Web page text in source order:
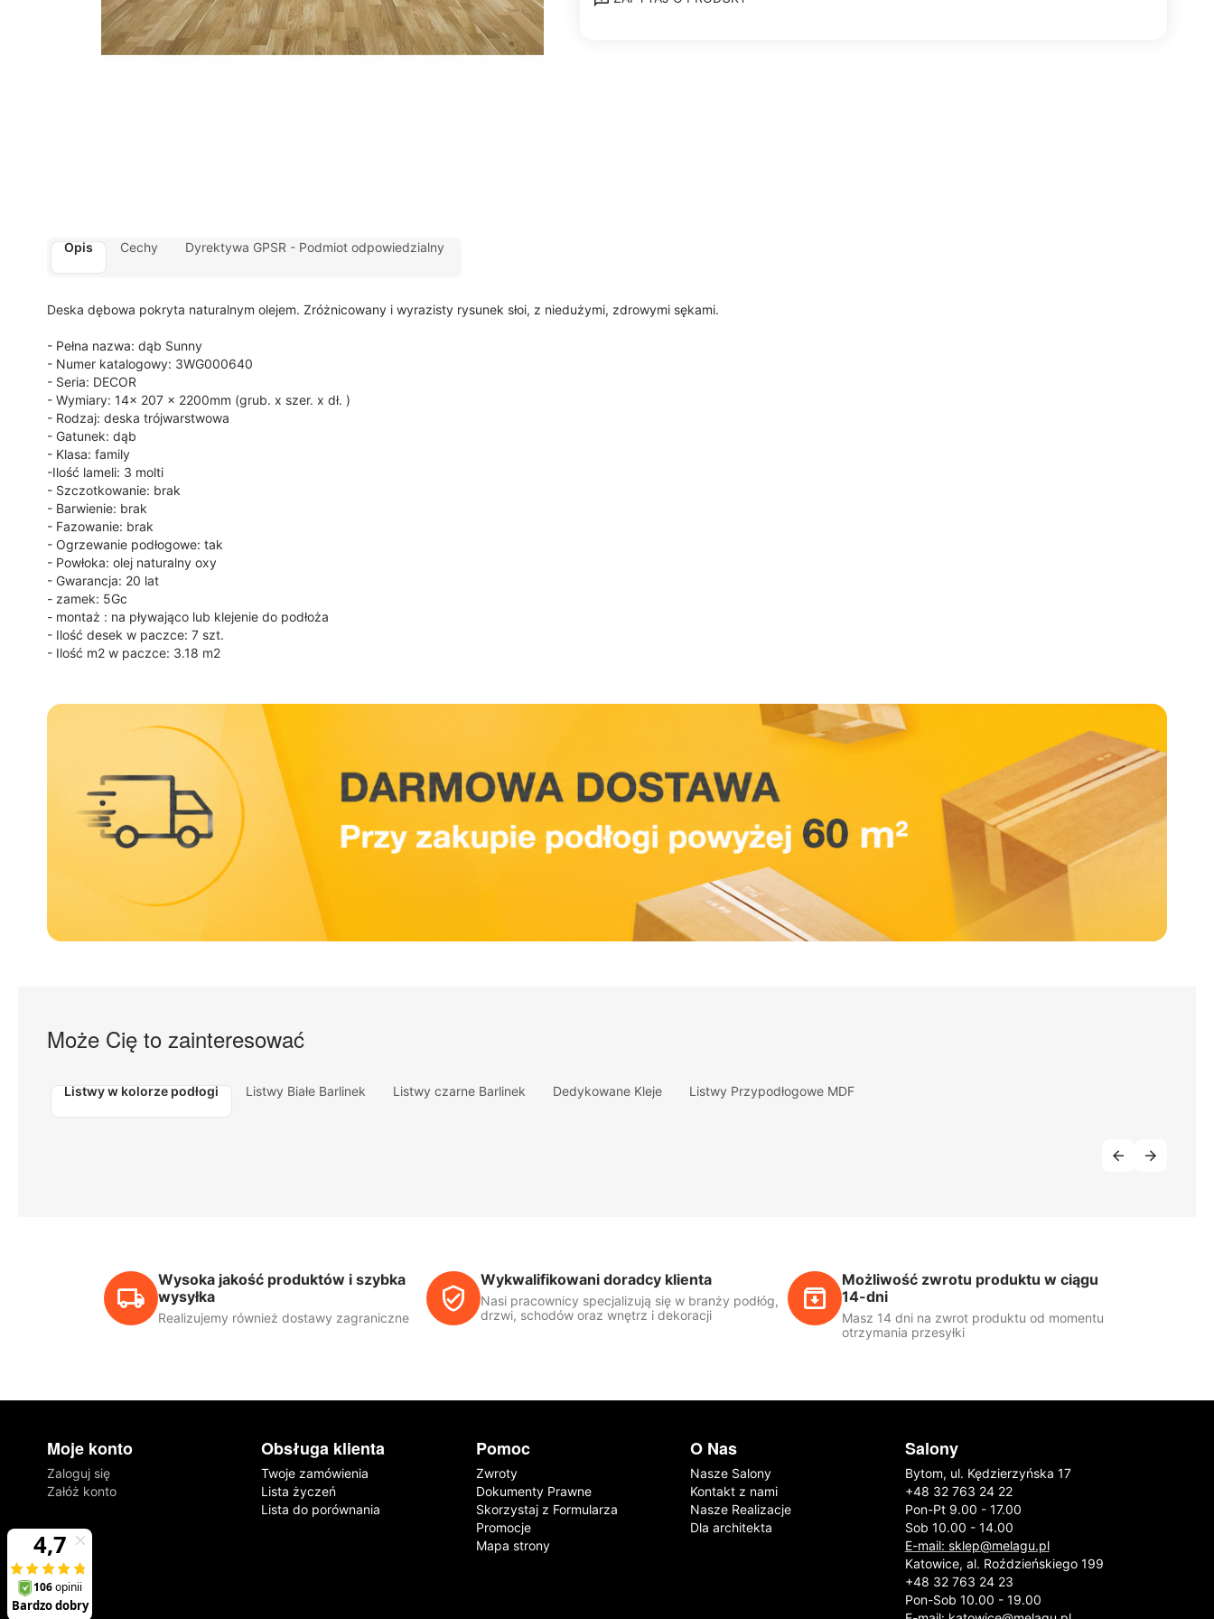
Opis Cechy Dyrektywa GPSR - Podmiot odpowiedzialny
Deska dębowa pokryta naturalnym olejem. Zróżnicowany i wyrazisty rysunek słoi, z niedużymi, zdrowymi sękami.
- Pełna nazwa: dąb Sunny
- Numer katalogowy: 3WG000640
- Seria: DECOR
- Wymiary: 14x 207 x 2200mm (grub. x szer. x dł. )
- Rodzaj: deska trójwarstwowa
- Gatunek: dąb
- Klasa: family
-Ilość lameli: 3 molti
- Szczotkowanie: brak
- Barwienie: brak
- Fazowanie: brak
- Ogrzewanie podłogowe: tak
- Powłoka: olej naturalny oxy
- Gwarancja: 20 lat
- zamek: 5Gc
- montaż : na pływająco lub klejenie do podłoża
- Ilość desek w paczce: 7 szt.
- Ilość m2 w paczce: 3.18 m2
Może Cię to zainteresować
Listwy w kolorze podłogi Listwy Białe Barlinek Listwy czarne Barlinek Dedykowane Kleje Listwy Przypodłogowe MDF
Wysoka jakość produktów i szybka
wysyłka
Realizujemy również dostawy zagraniczne
Wykwalifikowani doradcy klienta
Nasi pracownicy specjalizują się w branży podłóg,
drzwi, schodów oraz wnętrz i dekoracji
Możliwość zwrotu produktu w ciągu
14-dni
Masz 14 dni na zwrot produktu od momentu
otrzymania przesyłki
Moje konto
Zaloguj się
Załóż konto
Obsługa klienta
Twoje zamówienia
Lista życzeń
Lista do porównania
Pomoc
Zwroty
Dokumenty Prawne
Skorzystaj z Formularza
Promocje
Mapa strony
O Nas
Nasze Salony
Kontakt z nami
Nasze Realizacje
Dla architekta
Salony
Bytom, ul. Kędzierzyńska 17
+48 32 763 24 22
Pon-Pt 9.00 - 17.00
Sob 10.00 - 14.00
E-mail: sklep@melagu.pl
Katowice, al. Roździeńskiego 199
+48 32 763 24 23
Pon-Sob 10.00 - 19.00